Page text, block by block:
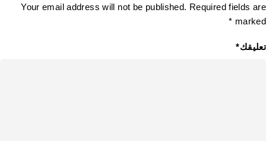
Your email address will not be published. Required fields are
marked *
تعليقك*